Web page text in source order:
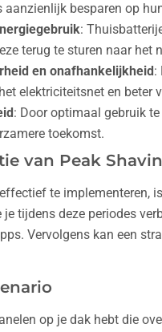
aanzienlijk besparen op
:
terug te sturen naar het
en onafhankelijkheid:
elektriciteitsnet en beter
: Door optimaal gebruik
toekomst.
van Peak
te implementeren,
je tijdens deze periodes
Vervolgens kan een
op je dak hebt die